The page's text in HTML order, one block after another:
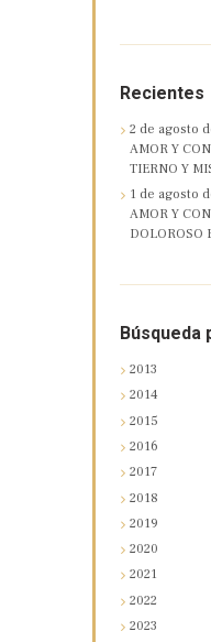
Recientes
2 de agosto
AMOR Y
TIERNO Y
1 de agosto
AMOR Y
DOLOROSO
Búsqueda
2013
2014
2015
2016
2017
2018
2019
2020
2021
2022
2023